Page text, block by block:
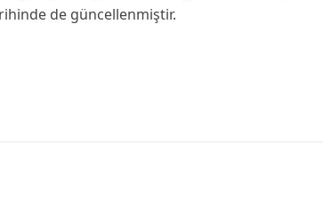
de güncellenmiştir.